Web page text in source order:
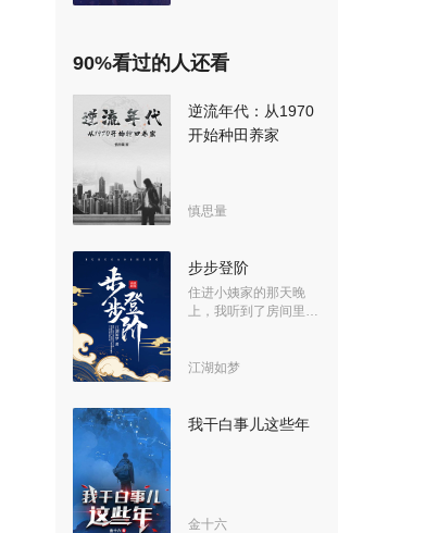
90%看过的人还看
逆流年代：从1970
开始种田养家
慎思量
步步登阶
住进小姨家的那天晚
上，我听到了房间里不
江湖如梦
我干白事儿这些年
金十六